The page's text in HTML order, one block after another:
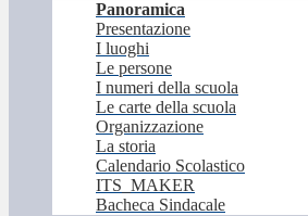
Panoramica
Presentazione
I luoghi
Le persone
I numeri della scuola
Le carte della scuola
Organizzazione
La storia
Calendario Scolastico
ITS_MAKER
Bacheca Sindacale